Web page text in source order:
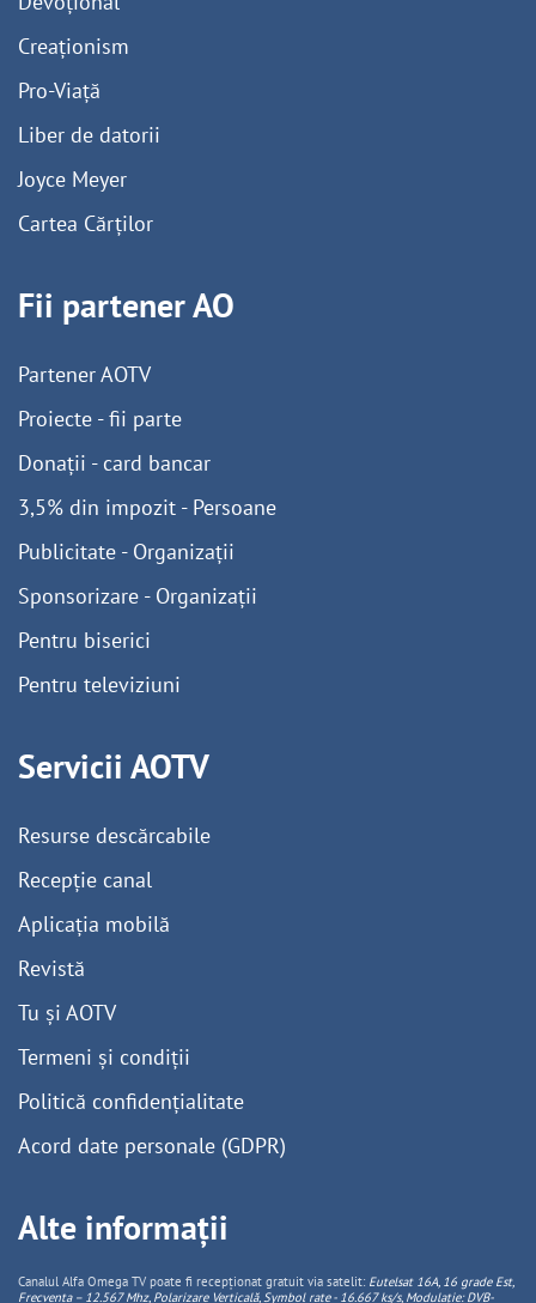
Creaționism
Pro-Viață
Liber de datorii
Joyce Meyer
Cartea Cărților
Fii partener AO
Partener AOTV
Proiecte - fii parte
Donații - card bancar
3,5% din impozit - Persoane
Publicitate - Organizații
Sponsorizare - Organizații
Pentru biserici
Pentru televiziuni
Servicii AOTV
Resurse descărcabile
Recepție canal
Aplicația mobilă
Revistă
Tu și AOTV
Termeni și condiții
Politică confidențialitate
Acord date personale (GDPR)
Alte informații
Canalul Alfa Omega TV poate fi recepționat gratuit via satelit: Eutelsat 16A, 16 grade Est,
Frecventa – 12.567 Mhz, PolarizareVerticală, Symbol rate - 16.667 ks/s, Modulație: DVB-